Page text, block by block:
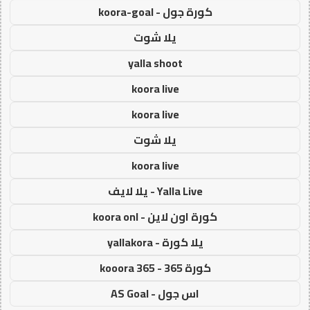
كورة جول - koora-goal
يلا شوت
yalla shoot
koora live
koora live
يلا شوت
koora live
Yalla Live - يلا لايف
كورة اون لاين - koora onl
يلا كورة - yallakora
كورة 365 - kooora 365
اس جول - AS Goal